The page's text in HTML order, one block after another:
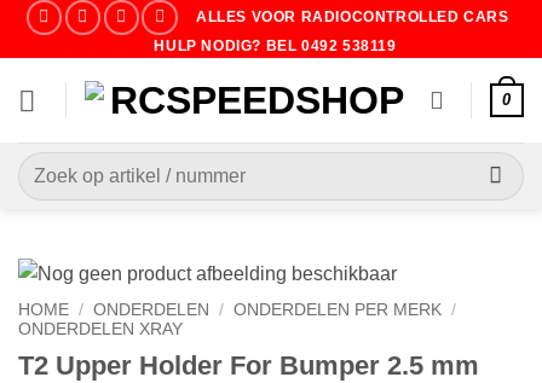
ALLES VOOR RADIOCONTROLLED CARS
HULP NODIG? BEL 0492 538119
0
Zoeken
naar:
HOME / ONDERDELEN / ONDERDELEN PER MERK /
ONDERDELEN XRAY
T2 Upper Holder For Bumper 2.5 mm